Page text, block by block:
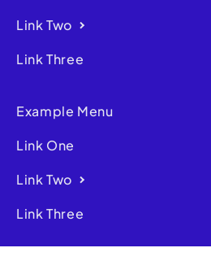
Link Two
Link Three
Example Menu
Link One
Link Two
Link Three